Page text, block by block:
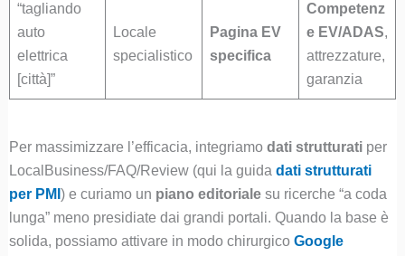
“tagliando
auto
elettrica
[città]”
Locale
specialistico
Pagina EV
specifica
Competenz
e EV/ADAS,
attrezzature,
garanzia
Per massimizzare l’efficacia, integriamo dati strutturatiper
LocalBusiness/FAQ/Review (qui la guida dati strutturati
per PMI ) e curiamo un piano editorialesu ricerche “a coda
lunga” meno presidiate dai grandi portali. Quando la base è
solida, possiamo attivare in modo chirurgico Google